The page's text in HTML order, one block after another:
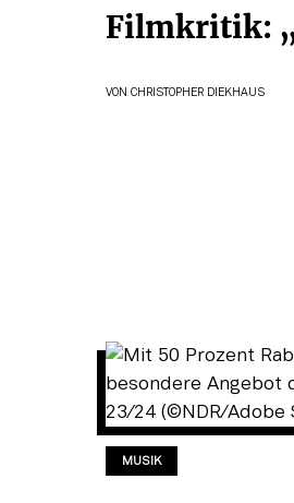
Filmkritik:
VON CHRISTOPHER DIEKHAUS
MUSIK